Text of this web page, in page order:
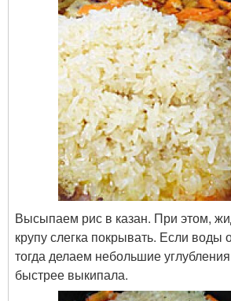
Высыпаем рис в казан. При этом,
крупу слегка покрывать. Если воды
тогда делаем небольшие
быстрее выкипала.